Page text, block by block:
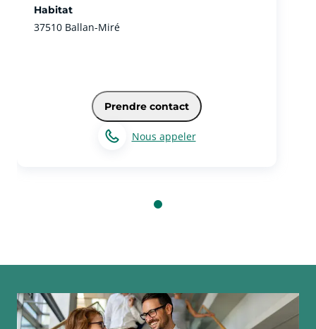
Habitat
37510 Ballan-Miré
Prendre contact
Nous appeler